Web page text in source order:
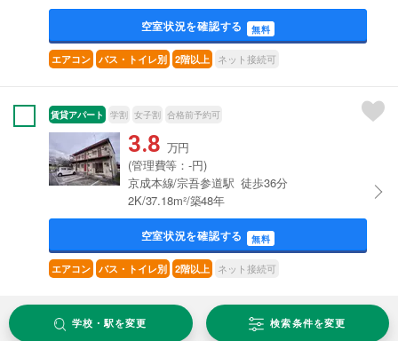
空室状況を確認する 無料
エアコン バス・トイレ別 2階以上 ネット接続可
賃貸アパート 学割 女子割 合格前予約可
3.8 万円
(管理費等：-円)
京成本線/宗吾参道駅 徒歩36分
2K/37.18m²/築48年
空室状況を確認する 無料
エアコン バス・トイレ別 2階以上 ネット接続可
学校・駅を変更 検索条件を変更